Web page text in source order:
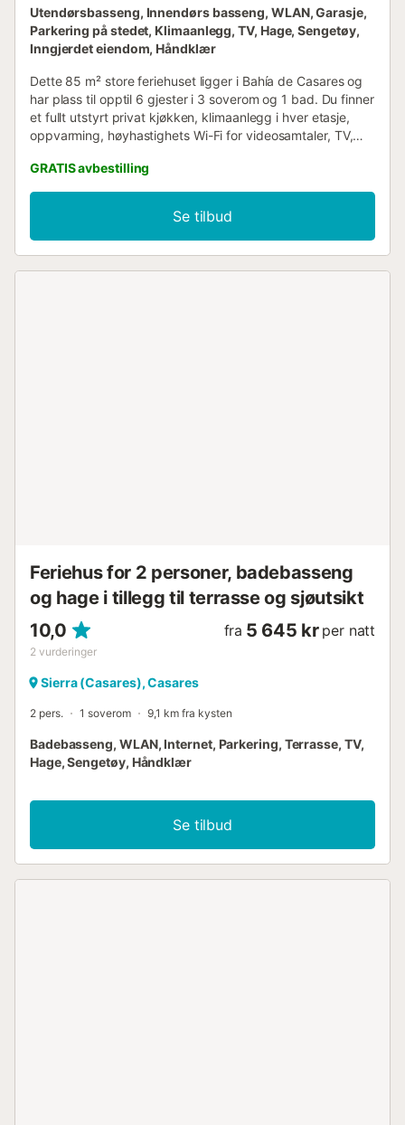
Utendørsbasseng, Innendørs basseng, WLAN, Garasje,
Parkering på stedet, Klimaanlegg, TV, Hage, Sengetøy,
Inngjerdet eiendom, Håndklær
Dette 85 m² store feriehuset ligger i Bahía de Casares og
har plass til opptil 6 gjester i 3 soverom og 1 bad. Du finner
et fullt utstyrt privat kjøkken, klimaanlegg i hver etasje,
oppvarming, høyhastighets Wi-Fi for videosamtaler, TV,
inkluderer en privat grill, barneseng, leker og bøker for
barn, og selv-innsjekking for din bekvemmelighet. Trå
utenfor og nyt 2 private, usjenerte terrasser og 1 privat
balkong, som tilbyr vakker utsikt over hav og fjell.
Eiendommen har en felles hage og utendørs dusj. Du vil ha
GRATIS avbestilling
Se tilbud
Feriehus for 2 personer, badebasseng
og hage i tillegg til terrasse og sjøutsikt
10,0
2 vurderinger
fra 5 645 kr per natt
Sierra (Casares), Casares
2 pers. 1 soverom 9,1 km fra kysten
Badebasseng, WLAN, Internet, Parkering, Terrasse, TV,
Hage, Sengetøy, Håndklær
Se tilbud